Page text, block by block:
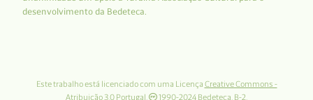
desenvolvimento da Bedeteca.
Este trabalho está licenciado com uma Licença Creative Commons -
Atribuição 3.0 Portugal. 1990-2024 Bedeteca. B-2.